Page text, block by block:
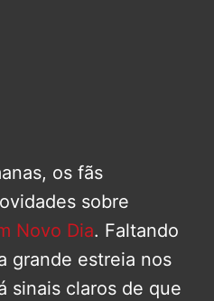
os fãs
sobre
Novo Dia. Faltando
grande estreia nos
sinais claros de que